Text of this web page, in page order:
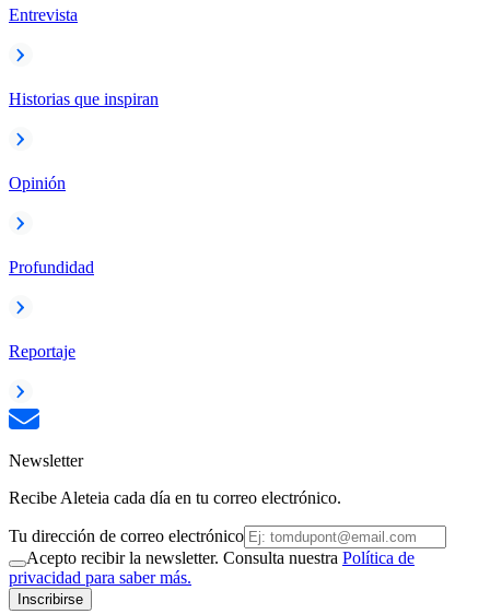
Entrevista
Historias que inspiran
Opinión
Profundidad
Reportaje
Newsletter
Recibe Aleteia cada día en tu correo electrónico.
Tu dirección de correo electrónico
Acepto recibir la newsletter. Consulta nuestra Política de
privacidad para saber más.
Inscribirse